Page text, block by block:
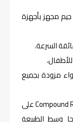
مجهز بأجهزة
السرعة.
مزودة بجميع
كما ان يحتوي Compound Ramatan New Capital على
وسط الطبيعة